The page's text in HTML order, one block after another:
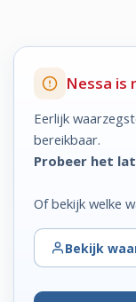
Nessa is
Eerlijk
bereikbaar.
Probeer het
Of bekijk welke
Bekijk